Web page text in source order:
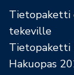
Tietopaketti
tekeville
Hakuopas